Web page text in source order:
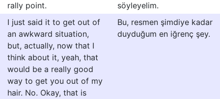
rally point.
söyleyelim.
I just said it to get out of
an awkward situation,
but, actually, now that I
think about it, yeah, that
would be a really good
way to get you out of my
hair. No. Okay, that is
Bu, resmen şimdiye kadar
duyduğum en iğrenç şey.